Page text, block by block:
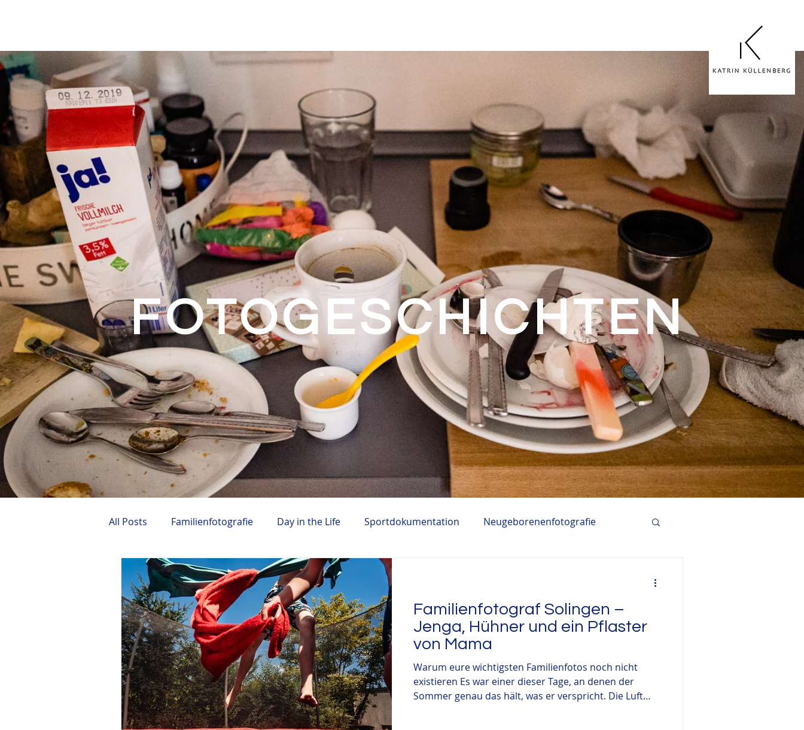
FOTOGESCHICHTEN
All Posts Familienfotografie Day in the Life Sportdokumentation Neugeborenenfotografie
Geschenkgutschein Geburtstag Taufe Hochzeitsfotografie
Businessfotografie Generationenfotografie Auszeichnung Weihnachten Outdoorshooting
Babyshower
Familienfotograf Solingen –
Jenga, Hühner und ein Pflaster
von Mama
Warum eure wichtigsten Familienfotos noch nicht
existieren Es war einer dieser Tage, an denen der
Sommer genau das hält, was er verspricht. Die Luft